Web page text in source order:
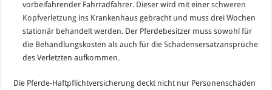
vorbeifahrender Fahrradfahrer. Dieser wird mit einerschweren
Kopfverletzung ins Krankenhaus gebracht und muss drei Wochen
stationär behandelt werden. Der Pferdebesitzer muss sowohl für
die Behandlungskosten als auch für die Schadensersatzansprüche
des Verletzten aufkommen.
Die Pferde-Haftpflichtversicherung deckt nicht nur Personenschäden